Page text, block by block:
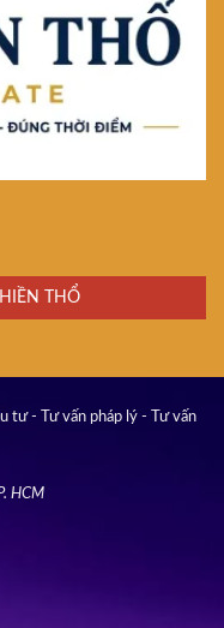
THỔ
tư - Tư vấn pháp lý - Tư vấn
HCM